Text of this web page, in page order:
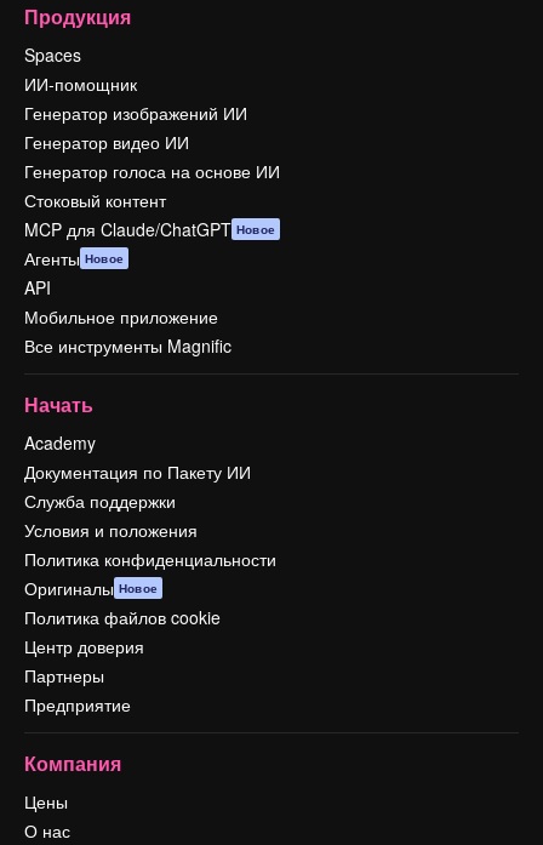
Продукция
Spaces
ИИ-помощник
Генератор изображений ИИ
Генератор видео ИИ
Генератор голоса на основе ИИ
Стоковый контент
MCP для Claude/ChatGPT Новое
Агенты Новое
API
Мобильное приложение
Все инструменты Magnific
Начать
Academy
Документация по Пакету ИИ
Служба поддержки
Условия и положения
Политика конфиденциальности
Оригиналы Новое
Политика файлов cookie
Центр доверия
Партнеры
Предприятие
Компания
Цены
О нас